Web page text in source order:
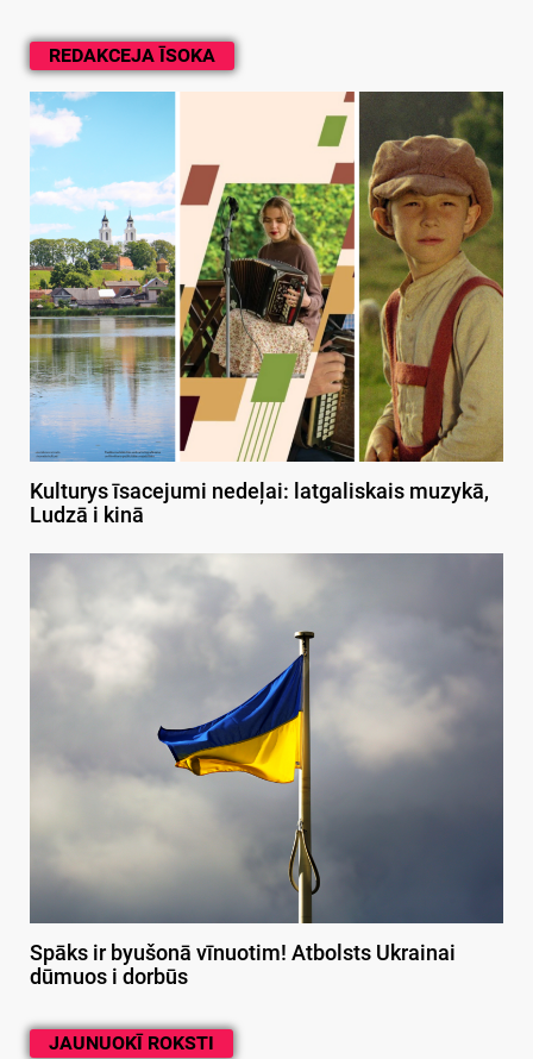
REDAKCEJA ĪSOKA
Kulturys īsacejumi nedeļai: latgaliskais muzykā,
Ludzā i kinā
Spāks ir byušonā vīnuotim! Atbolsts Ukrainai
dūmuos i dorbūs
JAUNUOKĪ ROKSTI